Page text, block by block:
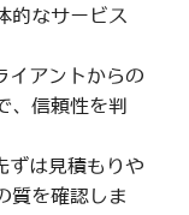
的なサービス
イアントからの
、信頼性を判
ずは見積もりや
質を確認しま